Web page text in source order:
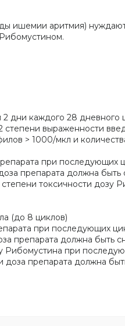
ишемии аритмия)
дни каждого 28 дневного
степени выраженности
> 1000/мкл и
при последующих
препарата должна
токсичности дозу
(до 8 циклов)
при последующих
препарата должна быть
Рибомустина при
доза препарата должна